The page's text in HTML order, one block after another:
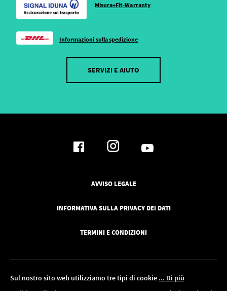
Sul nostro sito web utilizziamo tre tipi di cookie ... Di più
Misura+Fit-Warranty
Informazioni sulla spedizione
SERVIZI E AIUTO
AVVISO LEGALE
INFORMATIVA SULLA PRIVACY DEI DATI
TERMINI E CONDIZIONI
18.08!